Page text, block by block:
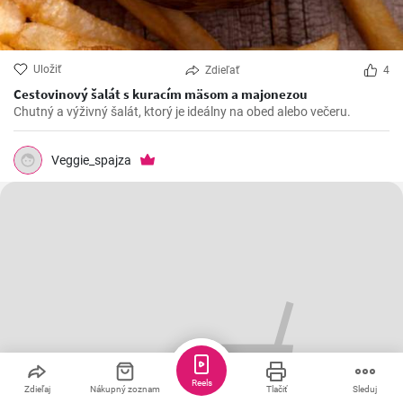
Uložiť Zdieľať 4
Cestovinový šalát s kuracím mäsom a majonezou
Chutný a výživný šalát, ktorý je ideálny na obed alebo večeru.
Veggie_spajza
Zdieľaj Nákupný zoznam Tlačiť Sleduj
Reels